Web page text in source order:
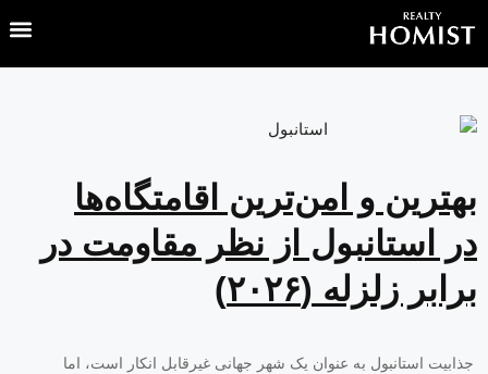
بهترین و امن‌ترین اقامتگاه‌ها
در استانبول از نظر مقاومت در
برابر زلزله (۲۰۲۶)
جذابیت استانبول به عنوان یک شهر جهانی غیرقابل انکار است، اما